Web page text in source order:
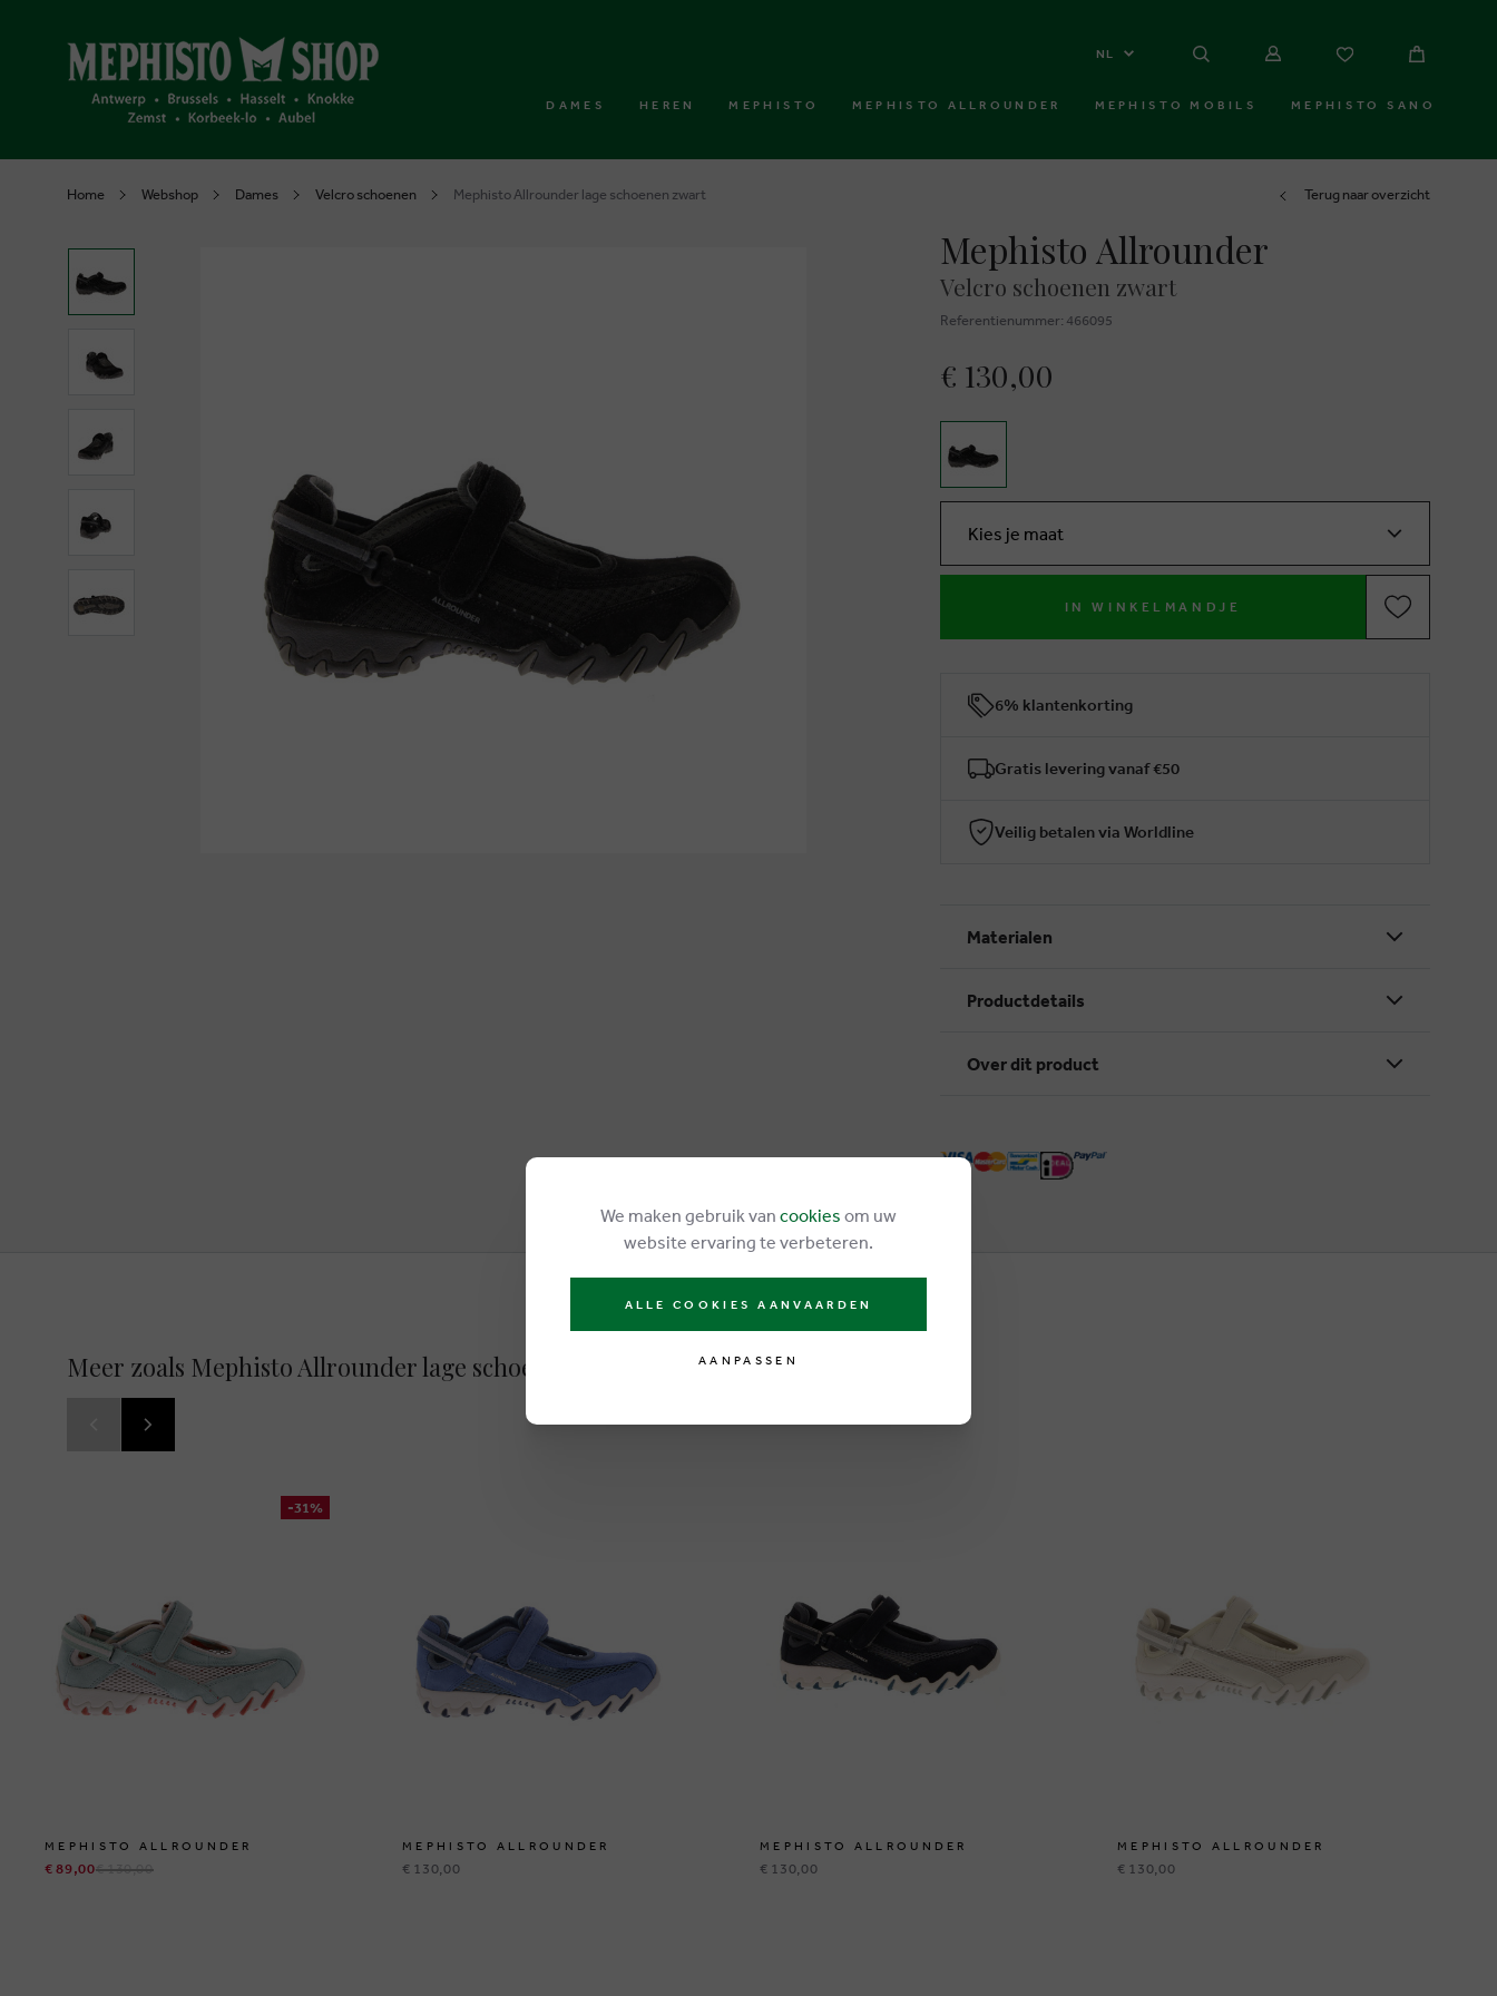
NL
DAMES HEREN MEPHISTO MEPHISTO ALLROUNDER MEPHISTO MOBILS MEPHISTO SANO
Home Webshop Dames Velcro schoenen Mephisto Allrounder lage schoenen zwart Terug naar overzicht
Mephisto Allrounder
Velcro schoenen zwart
Referentienummer: 466095
€ 130,00
Kies je maat
IN WINKELMANDJE
6% klantenkorting
Gratis levering vanaf €50
Veilig betalen via Worldline
Materialen
Productdetails
Over dit product
Meer zoals Mephisto Allrounder lage schoenen zwart
-31%
MEPHISTO ALLROUNDER
€ 89,00€ 130,00
MEPHISTO ALLROUNDER
€ 130,00
MEPHISTO ALLROUNDER
€ 130,00
MEPHISTO ALLROUNDER
€ 130,00
We maken gebruik van cookies om uw
website ervaring te verbeteren.
ALLE COOKIES AANVAARDEN
AANPASSEN